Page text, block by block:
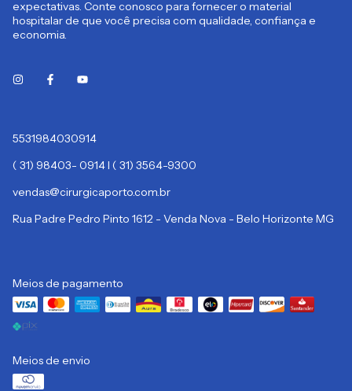
expectativas. Conte conosco para fornecer o material
hospitalar de que você precisa com qualidade, confiança e
economia.
5531984030914
( 31) 98403- 0914 I ( 31) 3564-9300
vendas@cirurgicaporto.com.br
Rua Padre Pedro Pinto 1612 - Venda Nova - Belo Horizonte MG
Meios de pagamento
Meios de envio